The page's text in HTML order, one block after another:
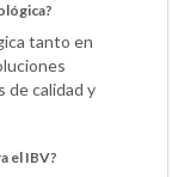
tanto en
de calidad y
el IBV?